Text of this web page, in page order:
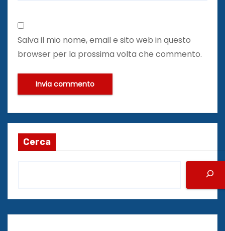
Salva il mio nome, email e sito web in questo
browser per la prossima volta che commento.
Cerca